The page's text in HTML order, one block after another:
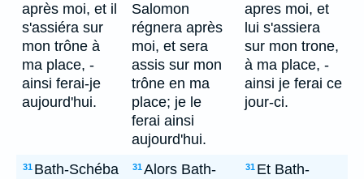
après moi, et il
s'assiéra sur
mon trône à
ma place, -
ainsi ferai-je
aujourd'hui.
Salomon
régnera après
moi, et sera
assis sur mon
trône en ma
place; je le
ferai ainsi
aujourd'hui.
apres moi, et
lui s'assiera
sur mon trone,
à ma place, -
ainsi je ferai ce
jour-ci.
31 Bath-Schéba
31Alors Bath-
31 Et Bath-